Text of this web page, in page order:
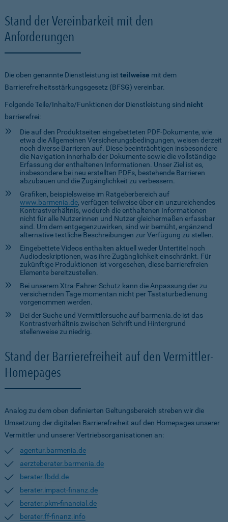
Stand der Vereinbarkeit mit den
Anforderungen
Die oben genannte Dienstleistung ist teilweise mit dem
Barrierefreiheitsstärkungsgesetz (BFSG) vereinbar.
Folgende Teile/Inhalte/Funktionen der Dienstleistung sind nicht
barrierefrei:
Die auf den Produktseiten eingebetteten PDF-Dokumente, wie
etwa die Allgemeinen Versicherungsbedingungen, weisen derzeit
noch diverse Barrieren auf. Diese beeinträchtigen insbesondere
die Navigation innerhalb der Dokumente sowie die vollständige
Erfassung der enthaltenen Informationen. Unser Ziel ist es,
insbesondere bei neu erstellten PDFs, bestehende Barrieren
abzubauen und die Zugänglichkeit zu verbessern.
Grafiken, beispielsweise im Ratgeberbereich auf
www.barmenia.de, verfügen teilweise über ein unzureichendes
Kontrastverhältnis, wodurch die enthaltenen Informationen
nicht für alle Nutzerinnen und Nutzer gleichermaßen erfassbar
sind. Um dem entgegenzuwirken, sind wir bemüht, ergänzend
alternative textliche Beschreibungen zur Verfügung zu stellen.
Eingebettete Videos enthalten aktuell weder Untertitel noch
Audiodeskriptionen, was ihre Zugänglichkeit einschränkt. Für
zukünftige Produktionen ist vorgesehen, diese barrierefreien
Elemente bereitzustellen.
Bei unserem Xtra-Fahrer-Schutz kann die Anpassung der zu
versichernden Tage momentan nicht per Tastaturbedienung
vorgenommen werden.
Bei der Suche und Vermittlersuche auf barmenia.de ist das
Kontrastverhältnis zwischen Schrift und Hintergrund
stellenweise zu niedrig.
Stand der Barrierefreiheit auf den Vermittler-
Homepages
Analog zu dem oben definierten Geltungsbereich streben wir die
Umsetzung der digitalen Barrierefreiheit auf den Homepages unserer
Vermittler und unserer Vertriebsorganisationen an:
agentur.barmenia.de
aerzteberater.barmenia.de
berater.fbdd.de
berater.impact-finanz.de
berater.pkm-financial.de
berater.ff-finanz.info